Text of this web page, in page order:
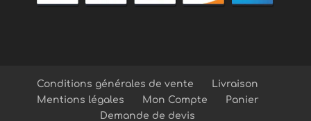
Conditions générales de vente
Livraison
Mentions légales
Mon Compte
Panier
Demande de devis